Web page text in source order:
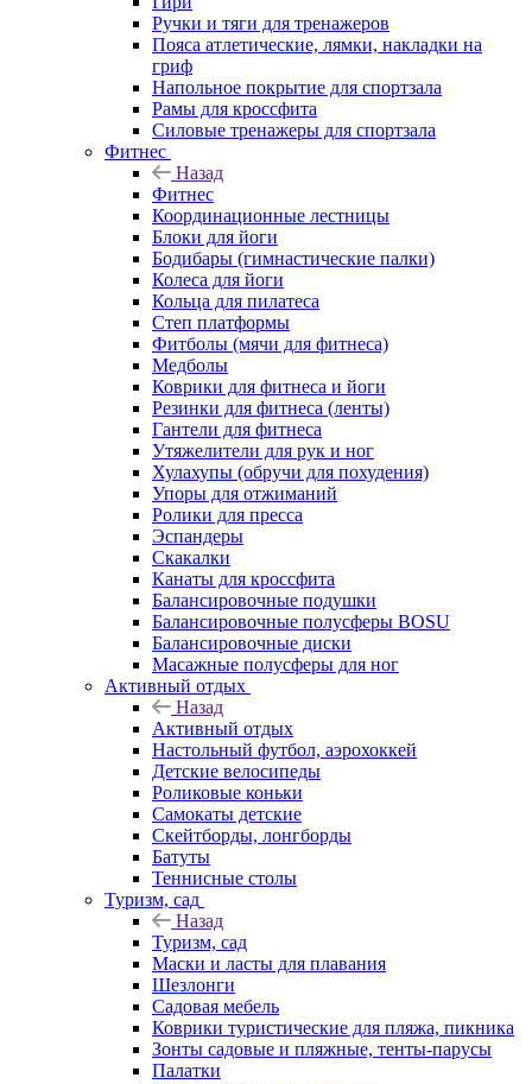
Ручки и тяги для тренажеров
Пояса атлетические, лямки, накладки на
гриф
Напольное покрытие для спортзала
Рамы для кроссфита
Силовые тренажеры для спортзала
Фитнес
Назад
Фитнес
Координационные лестницы
Блоки для йоги
Бодибары (гимнастические палки)
Колеса для йоги
Кольца для пилатеса
Степ платформы
Фитболы (мячи для фитнеса)
Медболы
Коврики для фитнеса и йоги
Резинки для фитнеса (ленты)
Гантели для фитнеса
Утяжелители для рук и ног
Хулахупы (обручи для похудения)
Упоры для отжиманий
Ролики для пресса
Эспандеры
Скакалки
Канаты для кроссфита
Балансировочные подушки
Балансировочные полусферы BOSU
Балансировочные диски
Масажные полусферы для ног
Активный отдых
Назад
Активный отдых
Настольный футбол, аэрохоккей
Детские велосипеды
Роликовые коньки
Самокаты детские
Скейтборды, лонгборды
Батуты
Теннисные столы
Туризм, сад
Назад
Туризм, сад
Маски и ласты для плавания
Шезлонги
Садовая мебель
Коврики туристические для пляжа, пикника
Зонты садовые и пляжные, тенты-парусы
Палатки